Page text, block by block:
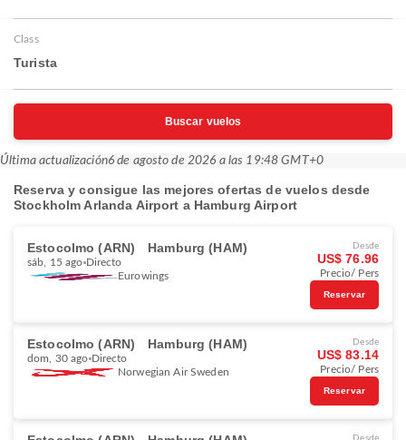
Class
Turista
Buscar vuelos
Última actualización6 de agosto de 2026 a las 19:48 GMT+0
Reserva y consigue las mejores ofertas de vuelos desde
Stockholm Arlanda Airport a Hamburg Airport
Estocolmo (ARN) Hamburg (HAM)
sáb, 15 ago Directo
Eurowings
Desde
US$ 76.96
Precio/ Pers
Reservar
Estocolmo (ARN) Hamburg (HAM)
dom, 30 ago Directo
Norwegian Air Sweden
Desde
US$ 83.14
Precio/ Pers
Reservar
Desde